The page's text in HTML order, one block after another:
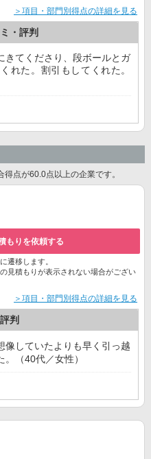
＞項目・部門別得点の詳細を見る
・評判
きてくださり、段ボールとガ
れた。割引もしてくれた。
点が60.0点以上の企業です。
もりを依頼する
遷移します。
見積もりが表示されない場合がござい
＞項目・部門別得点の詳細を見る
判
像していたよりも早く引っ越
（40代／女性）